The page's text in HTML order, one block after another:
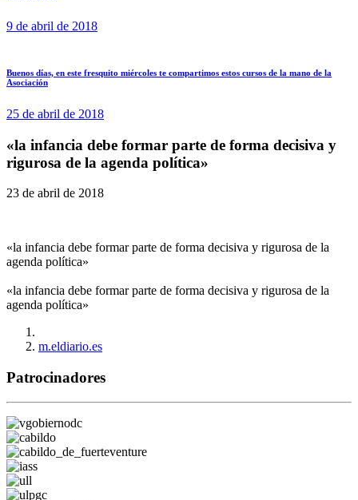
9 de abril de 2018
Buenos días, en este fresquito miércoles te compartimos estos cursos de la mano de la
Asociación
25 de abril de 2018
«la infancia debe formar parte de forma decisiva y
rigurosa de la agenda política»
23 de abril de 2018
«la infancia debe formar parte de forma decisiva y rigurosa de la
agenda política»
«la infancia debe formar parte de forma decisiva y rigurosa de la
agenda política»
m.eldiario.es
Patrocinadores